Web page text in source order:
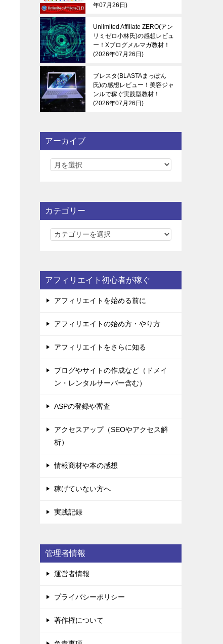
年07月26日
Unlimited Affiliate ZERO(アン
リミゼロ小林氏)の感想レビュ
ー！Xブログメルマガ教材！
2026年07月26日
ブレスタ(BLASTAまっぽん
氏)の感想レビュー！美容ジャ
ンルで稼ぐ実践型教材！
2026年07月26日
アーカイブ
カテゴリー
カ
リ
ー
アフィリエイト初心者が稼ぐ
アフィリエイトを始める前に
アフィリエイトの始め方・やり方
アフィリエイトをさらに知る
ブログやサイトの作成など（ドメイ
ン・レンタルサーバー含む）
ASPの登録や審査
アクセスアップ（SEOやアクセス解
析）
情報商材や本の感想
稼げていない方へ
実践記録
管理者情報
運営者情報
プライバシーポリシー
著作権について